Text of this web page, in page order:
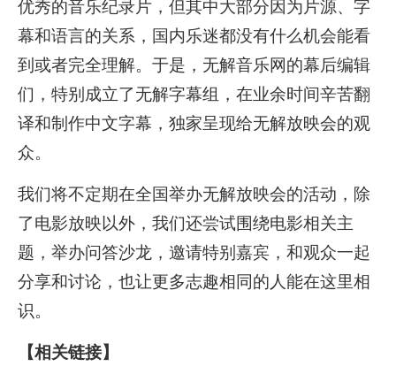
幕和语言的关系，国内乐迷都没有什么机会能看
到或者完全理解。于是，无解音乐网的幕后编辑
们，特别成立了无解字幕组，在业余时间辛苦翻
译和制作中文字幕，独家呈现给无解放映会的观
众。
我们将不定期在全国举办无解放映会的活动，除
了电影放映以外，我们还尝试围绕电影相关主
题，举办问答沙龙，邀请特别嘉宾，和观众一起
分享和讨论，也让更多志趣相同的人能在这里相
识。
【相关链接】